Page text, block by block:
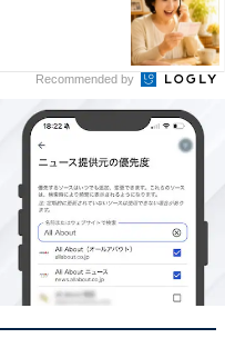
、昨夜は眠れませ
します。可能性のある
安を感じているときに
来事に対して心配する
Recommended by